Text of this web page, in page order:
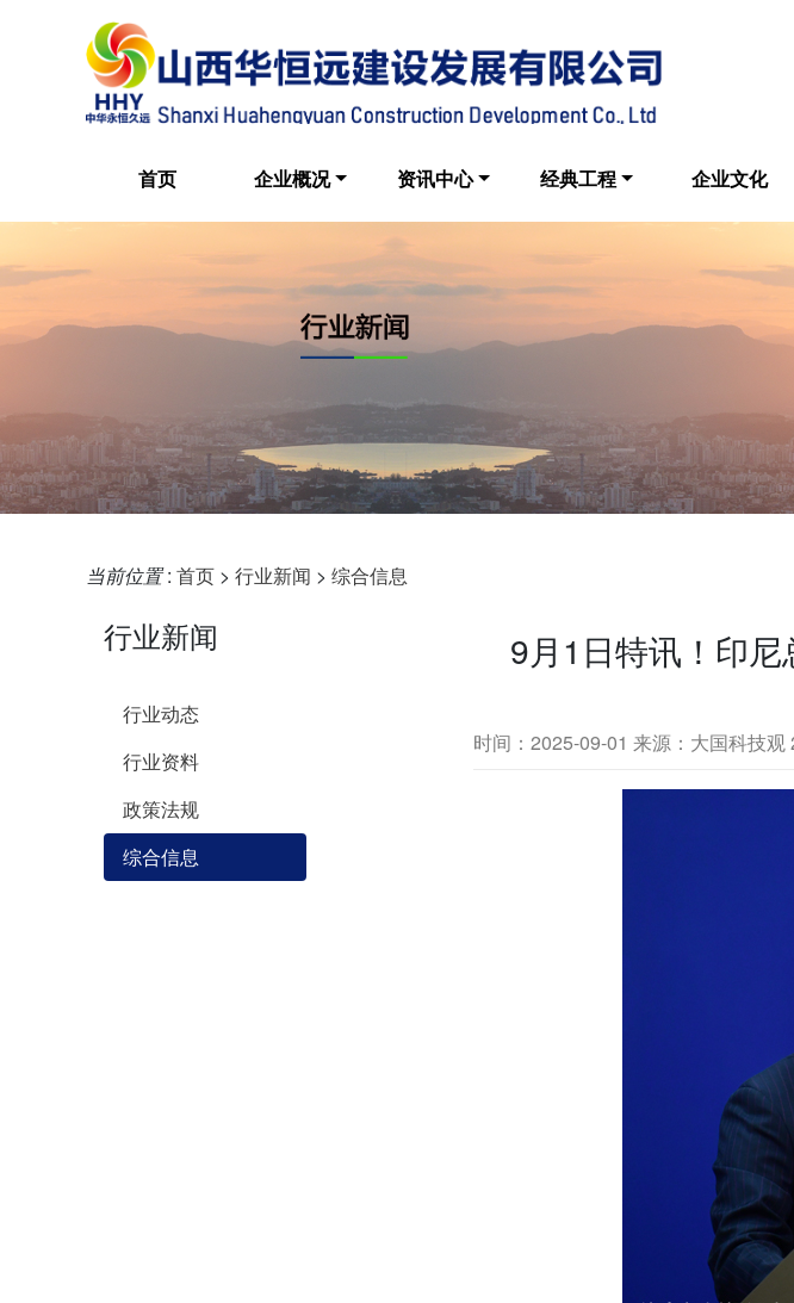
首页 企业概况 资讯中心 经典工程 企业文化
当前位置: 首页 > 行业新闻 > 综合信息
行业新闻
行业动态
行业资料
政策法规
综合信息
9月1日特讯！印
时间：2025-09-01 来源：大国科技观